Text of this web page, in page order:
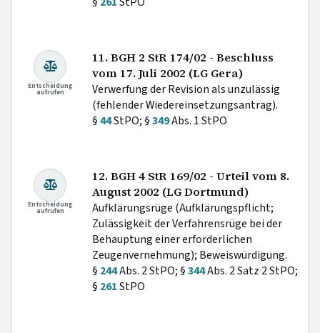
Entscheidung
aufrufen
11. BGH 2 StR 174/02 - Beschluss
vom 17. Juli 2002 (LG Gera)
Verwerfung der Revision als unzulässig
(fehlender Wiedereinsetzungsantrag).
§44StPO; §349Abs. 1 StPO
Entscheidung
aufrufen
12. BGH 4 StR 169/02 - Urteil vom 8.
August 2002 (LG Dortmund)
Aufklärungsrüge (Aufklärungspflicht;
Zulässigkeit der Verfahrensrüge bei der
Behauptung einer erforderlichen
Zeugenvernehmung); Beweiswürdigung.
§ 244Abs. 2 StPO; §344Abs. 2 Satz 2 StPO;
§ 261StPO